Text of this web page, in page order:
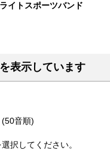
イトスポーツバンド
表示しています
音順)
択してください。